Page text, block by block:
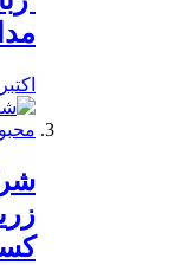
اکتبر 21, 2019